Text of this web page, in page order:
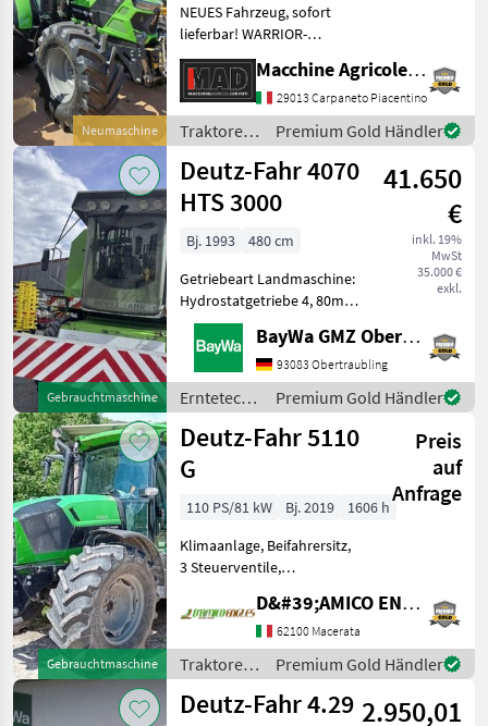
Neumaschine
NEUES Fahrzeug, sofort
lieferbar! WARRIOR-
Ausstattung, 4
elektrohydraulische
Steuergeräte, gefederte
Achse mit
Scheibenbremsen,
gefederte Kabine, 8-Zoll-
Monitor, ISO
Macchine Agricole Devoti Srl
29013 Carpaneto Piacentino
Traktoren
/ Deutz
Fahr
Premium Gold Händler
Gebrauchtmaschine
Deutz-Fahr 4070
HTS 3000
41.650
€
inkl. 19%
MwSt
35.000 €
exkl.
Bj. 1993
480 cm
Getriebeart Landmaschine:
Hydrostatgetriebe 4, 80m
Schneidwerk + Wagen Diese
Maschine steht an unserem
BayWa Standort in DE -
92637 Weiden.Gerne steht
Ihnen Herr Frit
BayWa GMZ Obertraubling
93083 Obertraubling
Erntetechnik
Ackerbau /
Deutz Fahr
Premium Gold Händler
Gebrauchtmaschine
Deutz-Fahr 5110
G
Preis
auf
Anfrage
110 PS/81 kW Bj. 2019
1606 h
Klimaanlage, Beifahrersitz,
3 Steuerventile,
Dreipunktanbau,
elektrohydraulisches
Wendegetriebe, Hi-Lo 30+30
mit Untersetzungsgetriebe,
Frontkraftheber
D&#39;AMICO ENGLES SRL
62100 Macerata
Traktoren
/ Deutz
Fahr
Premium Gold Händler
Deutz-Fahr 4.29 2.950,01